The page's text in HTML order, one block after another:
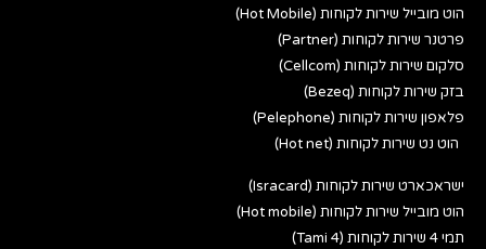
הוט מובייל שירות לקוחות (Hot Mobile)
פרטנר שירות לקוחות (Partner)
סלקום שירות לקוחות (Cellcom)
בזק שירות לקוחות (Bezeq)
פלאפון שירות לקוחות (Pelephone)
הוט נט שירות לקוחות (Hot net)
ישראכארט שירות לקוחות (Isracard)
הוט מובייל שירות לקוחות (Hot mobile)
תמי 4 שירות לקוחות (Tami 4)